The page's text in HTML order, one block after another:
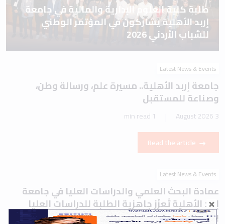
طلبة كلية العلوم الإدارية والمالية في جامعة
إربد الأهلية يشاركون في المؤتمر الوطني
للشباب الأردني 2026
Latest News & Events
جامعة إربد الأهلية.. مسيرة علم، ورسالة وطن،
وصناعة للمستقبل
3 August 2026
1 min read
Read the article
Latest News & Events
عمادة البحث العلمي والدراسات العليا في جامعة
إربد الأهلية تُعزّز جاهزية الطلبة للدراسات العليا
بورشة تعريفية حول اختباري IELTS وTOEFL